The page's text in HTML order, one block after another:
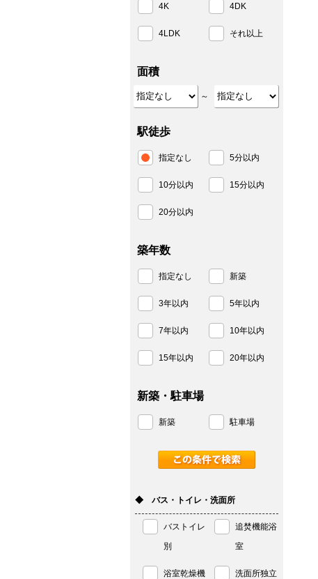
4K 4DK
4LDK それ以上
面積
～
駅徒歩
指定なし 5分以内
10分以内 15分以内
20分以内
築年数
指定なし 新築
3年以内 5年以内
7年以内 10年以内
15年以内 20年以内
新築・駐車場
新築 駐車場
◆ バス・トイレ・洗面所
バストイレ
別
追焚機能浴
室
浴室乾燥機 洗面所独立